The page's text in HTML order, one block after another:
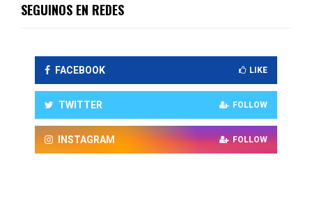
SEGUINOS EN REDES
FACEBOOK LIKE
TWITTER FOLLOW
INSTAGRAM FOLLOW